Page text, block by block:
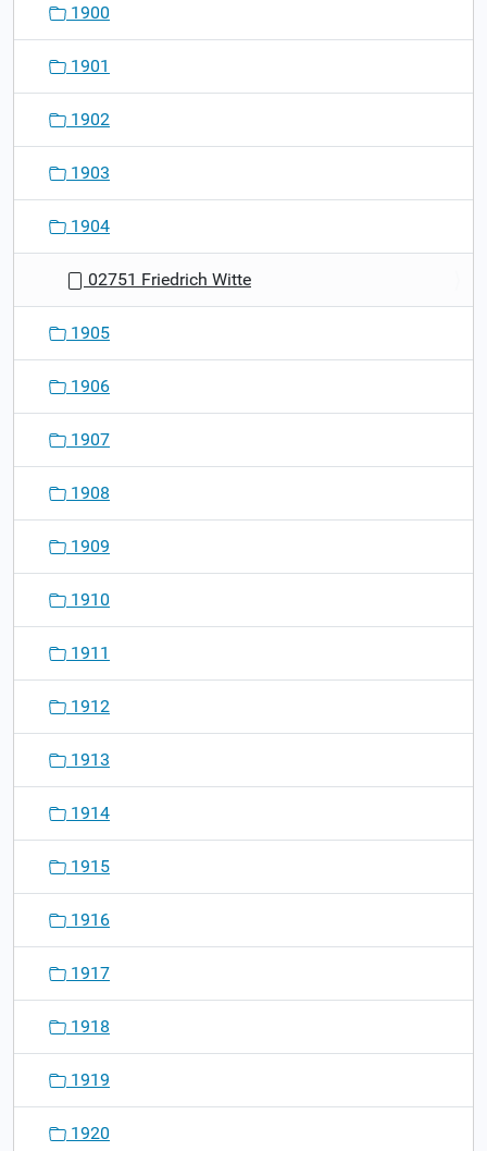
1900
1901
1902
1903
1904
02751 Friedrich Witte
1905
1906
1907
1908
1909
1910
1911
1912
1913
1914
1915
1916
1917
1918
1919
1920